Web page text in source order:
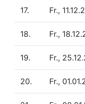
17. Fr.,
18. Fr.,
19. Fr.,
20. Fr.,